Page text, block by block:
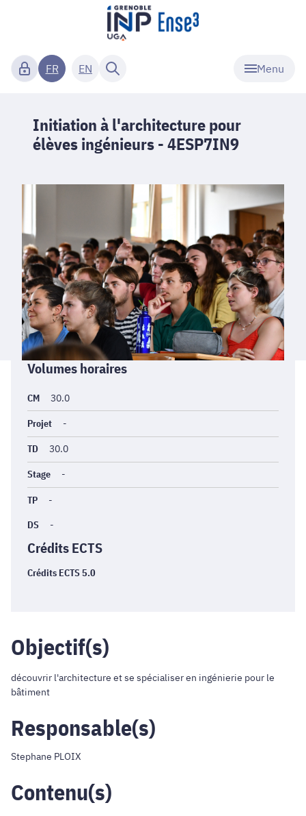
Menu
FR EN
Initiation à l'architecture pour
élèves ingénieurs - 4ESP7IN9
Informations
générales
Volumes horaires
CM 30.0
Projet -
TD 30.0
Stage -
TP -
DS -
Crédits ECTS
Crédits ECTS 5.0
Objectif(s)
découvrir l'architecture et se spécialiser en ingénierie pour le
bâtiment
Responsable(s)
Stephane PLOIX
Contenu(s)